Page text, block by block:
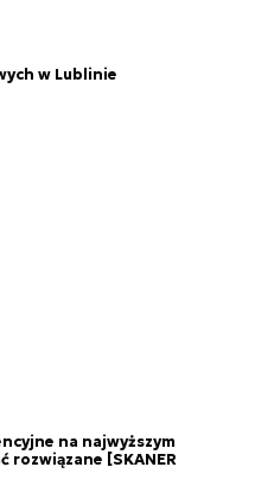
w Lublinie
na najwyższym
rozwiązane [SKANER